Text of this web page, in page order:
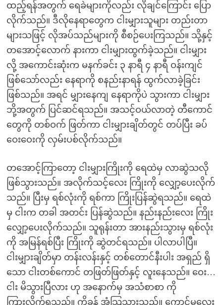
ထည့်ရန်အတွက် ရေခဲများကိုလည်း လိုချင်ကြောင်း ပြော
လိုက်သည်။ ဒီလိုနေရာတွေက ငါးမျှားသူများ တည်းတာ
များသဖြင့် လိုအပ်သည်များကို စီစဉ်ပေးကြသည်။ သို့နှင့်
တအောင့်လောက် နားကာ ငါးမျှားထွက်ခဲ့သည်။ ငါးမျှား
လို့ အကောင်းဆုံးက မနက်ခင်း ၃ နာရီ ၄ နာရီ ဝန်းကျင်
ဖြစ်သော်လည်း နေရာကို စနည်းနာရန် ထွက်လာခဲ့ခြင်း
ဖြစ်သည်။ အရင် မျှားနေကျ နေရာကိုပဲ သွားကာ ငါးမျှား
ဘို့အတွက် ပြင်ဆင်ရသည်။ အသင့်ဝယ်လာတဲ့ တီကောင်
တွေကို တစ်ဝက် ဖြတ်ကာ ငါးမျှားချိတ်တွင် တပ်ပြီး ခပ်
ဝေးဝေးကို လှမ်းပစ်လိုက်သည်။
တအောင့်ကြာတော့ ငါးမျှားကြိုးကို ရေထဲမှ လာဆွဲသလို
ဖြစ်သွားသည်။ အလိုက်သင့်လေး ကြိုးကို လျှော့ပေးလိုက်
သည်။ ပြီးမှ ရစ်လုံးကို ရစ်ကာ ကြိုးပြန်ဆွဲရသည်။ ရေထဲ
မှ ငါးက တခါ အတင်း ပြန်ဆွဲသည်။ နည်းနည်းလေး ကြိုး
လျှော့ပေးလိုက်သည်။ သူရုန်းတာ အားနည်းသွားမှ ရစ်လုံး
ကို အမြန်ရစ်ပြီး ကြိုးကို ဆွဲတင်ရသည်။ ပါလာပါပြီ။
ငါးမျှားချိတ်မှာ တန်းလန်းနှင့် တစ်တောင်နီးပါး အရှည် ရှိ
သော ငါးတစ်ကောင် တဖြတ်ဖြတ်နှင့် လူးနေသည်။ ဝေး…
ငါး မိသွားပြီလား ဟု အနောက်မှ အသံစာစာ ကို
ကြားလိုက်ရသည်။ ကိုခန့် အံ့သြသွားသည်။ ကောင်မလေး